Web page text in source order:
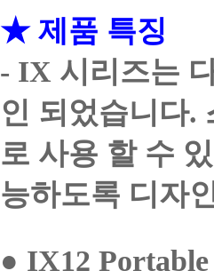
★ 제품 특징
- IX 시리즈는
인 되었습니다.
로 사용 할 수
능하도록 디자
● IX12 Portable